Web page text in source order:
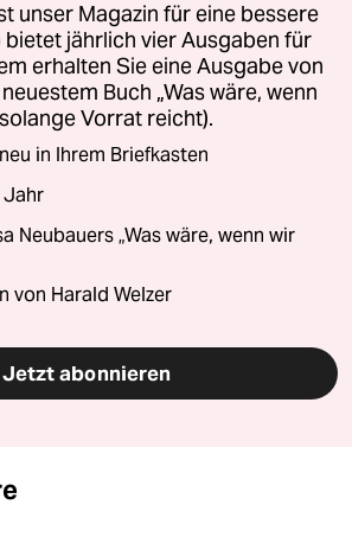
unser Magazin für eine bessere
bietet jährlich vier Ausgaben für
erhalten Sie eine Ausgabe von
Buch „Was wäre, wenn
Vorrat reicht).
in Ihrem Briefkasten
Jahr
Neubauers „Was wäre, wenn wir
von Harald Welzer
Jetzt abonnieren